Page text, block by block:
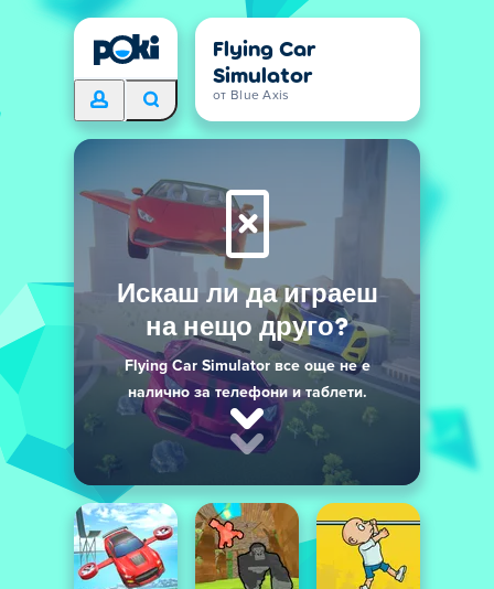
Flying Car
Simulator
от Blue Axis
Искаш ли да играеш
на нещо друго?
Flying Car Simulator все още не е
налично за телефони и таблети.